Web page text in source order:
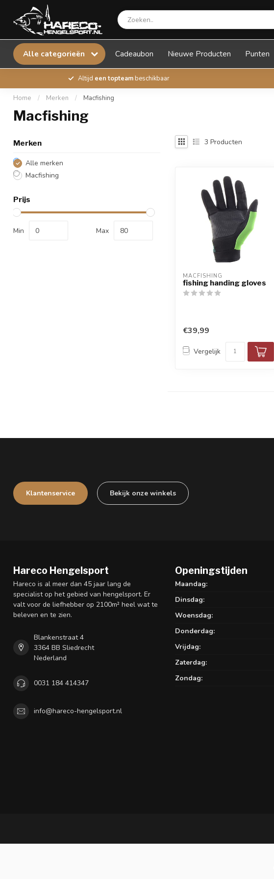
Alle categorieën Cadeaubon Nieuwe Producten Punten
Altijd een topteambeschikbaar
Home / Merken / Macfishing
Macfishing
Merken
Alle merken
Macfishing
Prijs
Min Max
3 Producten
MACFISHING
fishing handing gloves
€39,99
Vergelijk
Klantenservice Bekijk onze winkels
Hareco Hengelsport
Hareco is al meer dan 45 jaar lang de
specialist op het gebied van hengelsport. Er
valt voor de liefhebber op 2100m² heel wat te
beleven en te zien.
Blankenstraat 4
3364 BB Sliedrecht
Nederland
0031 184 414347
info@hareco-hengelsport.nl
Openingstijden
Maandag:
Dinsdag:
Woensdag:
Donderdag:
Vrijdag:
Zaterdag:
Zondag: